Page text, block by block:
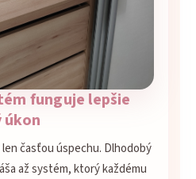
funguje lepšie
úkon
časťou úspechu. Dlhodobý
až systém, ktorý každému